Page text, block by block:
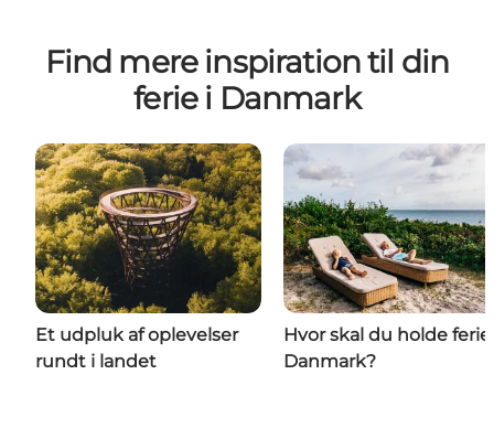
Find mere inspiration til din
ferie i Danmark
Et udpluk af oplevelser
rundt i landet
Hvor skal du holde ferie
Danmark?